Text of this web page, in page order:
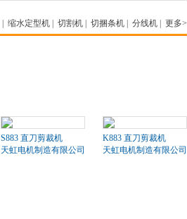
缩水定型机 切割机 切捆条机 分线机 更多>
S883 直刀剪裁机
天虹电机制造有限公司
K883 直刀剪裁机
天虹电机制造有限公司